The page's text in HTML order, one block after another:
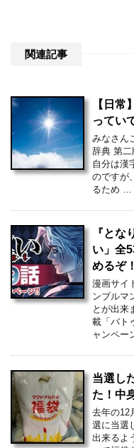
関連記事
【日常
ってい
みなさん
辞典 第二
自分は漢
のですが
るため …
『とな
い」全
めるぞ！
漫画サイ
ンブルマ
とが出来
載「バト
ャンペー
当選し
た！中
去年の12
選に当選
出来るよ